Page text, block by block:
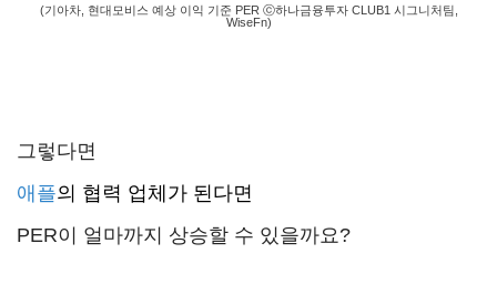
(기아차, 현대모비스 예상 이익 기준 PER ⓒ하나금융투자 CLUB1 시그니처팀,
WiseFn)
그렇다면
애플의 협력 업체가 된다면
PER이 얼마까지 상승할 수 있을까요?